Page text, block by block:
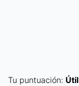
Tu puntuación: Útil